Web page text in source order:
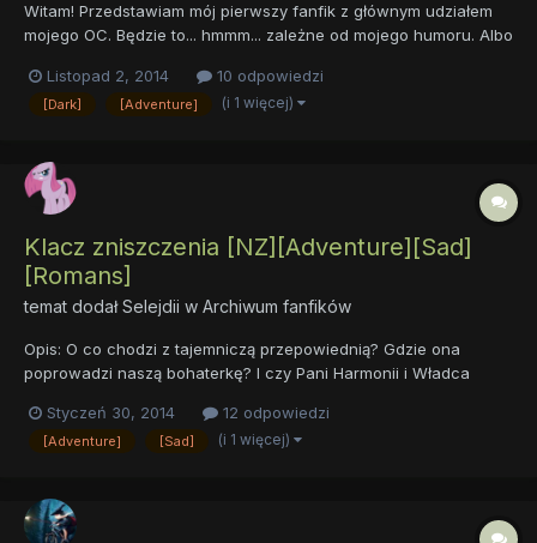
Witam! Przedstawiam mój pierwszy fanfik z głównym udziałem
mojego OC. Będzie to... hmmm... zależne od mojego humoru. Albo
gdyż ponieważ to Wasze opinie wyrażają mój fanfik. Tak więc
zapraszam do czytania i komentowania mojej chorej wy...
Listopad 2, 2014 10 odpowiedzi
[Dark] [Adventure] (i 1 więcej)
Klacz zniszczenia [NZ][Adventure][Sad]
[Romans]
temat dodałSelejdii w Archiwum fanfików
Opis: O co chodzi z tajemniczą przepowiednią? Gdzie ona
poprowadzi naszą bohaterkę? I czy Pani Harmonii i Władca
opowiadaniu nie istnieje Drzewo Harmonii. Prolog Początek
rozdziału 1 (Informacje na końcu)
Styczeń 30, 2014 12 odpowiedzi
[Adventure] [Sad] (i 1 więcej)